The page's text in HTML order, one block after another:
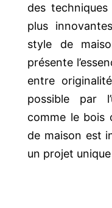
des
plus
style de
présente
entre
possible par
comme le bois
de maison est
un projet